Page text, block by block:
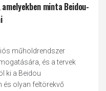
minta Beidou-
műholdrendszer
és a tervek
ki a Beidou
olyan feltörekvő